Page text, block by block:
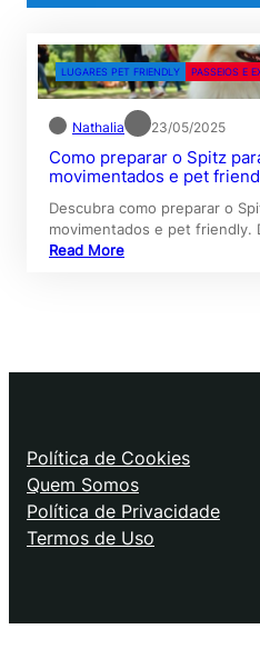
LUGARES PET FRIENDLY PASSEIOS E
Nathalia 23/05/2025
Como preparar o Spitz
movimentados e pet
Descubra como preparar o
movimentados e pet friendly.
Read More
Política de Cookies
Quem Somos
Política de Privacidade
Termos de Uso